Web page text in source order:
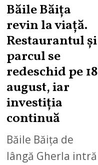
S
9
Băile Băița
revin la viață.
Restaurantul și
parcul se
redeschid pe 18
august, iar
investiția
continuă
Băile Băița de
lângă Gherla intră